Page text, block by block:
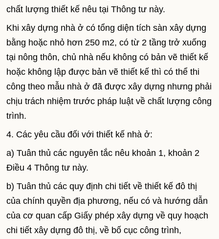
chất lượng thiết kế nêu tại Thông tư này.
Khi xây dựng nhà ở có tổng diện tích sàn xây dựng
bằng hoặc nhỏ hơn 250 m2, có từ 2 tầng trở xuống
tại nông thôn, chủ nhà nếu không có bản vẽ thiết kế
hoặc không lập được bản vẽ thiết kế thì có thể thi
công theo mẫu nhà ở đã được xây dựng nhưng phải
chịu trách nhiệm trước pháp luật về chất lượng công
trình.
4. Các yêu cầu đối với thiết kế nhà ở:
a) Tuân thủ các nguyên tắc nêu khoản 1, khoản 2
Điều 4 Thông tư này.
b) Tuân thủ các quy định chi tiết về thiết kế đô thị
của chính quyền địa phương, nếu có và hướng dẫn
của cơ quan cấp Giấy phép xây dựng về quy hoạch
chi tiết xây dựng đô thị, về bố cục công trình,